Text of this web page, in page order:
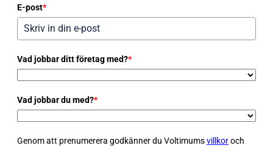
E-post*
Vad jobbar ditt företag med?*
Vad jobbar du med?*
Genom att prenumerera godkänner du Voltimumsvillkoroch